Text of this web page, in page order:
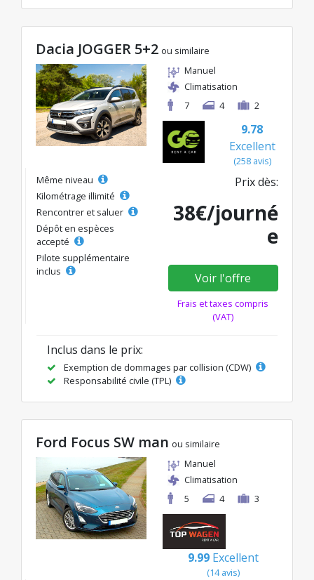
Dacia JOGGER 5+2 ou similaire
Manuel
Climatisation
7
4 2
9.78
Excellent
(258 avis)
Même niveau
Kilométrage illimité
Rencontrer et saluer
Dépôt en espèces
accepté
Pilote supplémentaire
inclus
Prix dès:
38€/journé
e
Voir l'offre
Frais et taxes compris
(VAT)
Inclus dans le prix:
Exemption de dommages par collision (CDW)
Responsabilité civile (TPL)
Ford Focus SW man ou similaire
Manuel
Climatisation
5
4 3
9.99 Excellent
(14 avis)